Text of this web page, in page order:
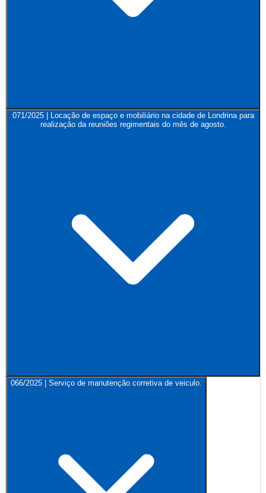
071/2025 | Locação de espaço e mobiliário na cidade de Londrina para
realização da reuniões regimentais do mês de agosto.
066/2025 | Serviço de manutenção corretiva de veiculo.